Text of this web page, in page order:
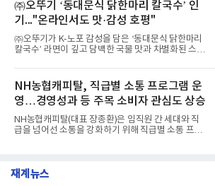
수력원자력, 한국석
과거 중형 세단 수준으로 확대된 차체 제원 ▲글로벌
최고 수준의 안전성 ▲성능과 효율을 동시에 높인 주
행 완성도 ▲첨단 편의 및 디지털 사양 적용 등을 통해
글로벌 준중형 세단의 새로운 기준을 세웠다.아반떼
는 가솔린 2.0과 1.6 하이브리드 두 가지 파워트레인
넘
㈜오뚜기 ‘동대문식 닭한마리 칼국수’ 인
기..."온라인서도 맛·감성 호평"
㈜오뚜기가 K-노포 감성을 담은 ‘동대문식 닭한마리
칼국수’ 라면이 깊고 담백한 국물 맛과 차별화된 스토
혔다.‘동대문식 닭한마리 칼국수’는 예상을 뛰어넘는
소비자 호응에 힘입어 지난 7월 13일 첫 선을 보인 지
단 18일 만에 누적 판매량 50만 개를 돌파하는 성과를
거두었다.이번 신제품은 개발진이 전국의 닭한마리
전문점을 직접 찾아 다니며 최적의 육수 비율을 완성
했다. 자극적이지 않으면서도 깊은 닭육수에 마늘의
개운한 풍미를 더했으며, 국물이 잘 배어들면서도 쫄
서도
NH농협캐피탈, 직급별 소통 프로그램 운
영…경영성과 등 주목 소비자 관심도 상승
NH농협캐피탈(대표 장종환)은 임직원 간 세대와 직
급을 넘어선 소통을 강화하기 위해 직급별 소통 프로
영지원부 홍보팀과 2026년 새로이(e)＊가 공동 주관
재계뉴스